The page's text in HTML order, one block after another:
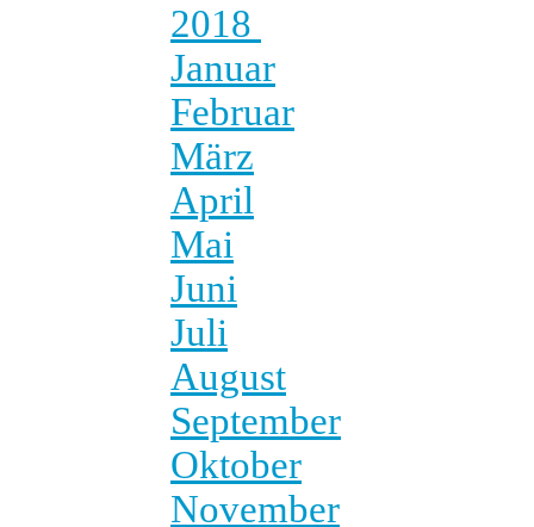
2018
Januar
Februar
März
April
Mai
Juni
Juli
August
September
Oktober
November